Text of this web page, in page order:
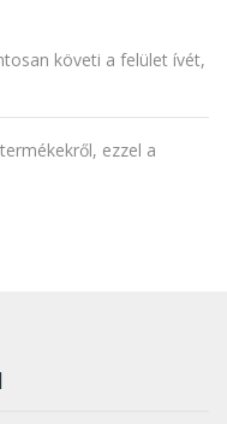
követi a felület ívét,
ezzel a